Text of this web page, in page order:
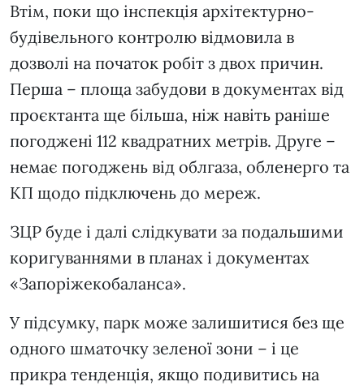
Втім, поки що інспекція архітектурно-
будівельного контролю відмовила в
дозволі на початок робіт з двох причин.
Перша – площа забудови в документах від
проєктанта ще більша, ніж навіть раніше
погоджені 112 квадратних метрів. Друге –
немає погоджень від облгаза, обленерго та
КП щодо підключень до мереж.
ЗЦР буде і далі слідкувати за подальшими
коригуваннями в планах і документах
«Запоріжекобаланса».
У підсумку, парк може залишитися без ще
одного шматочку зеленої зони – і це
прикра тенденція, якщо подивитись на